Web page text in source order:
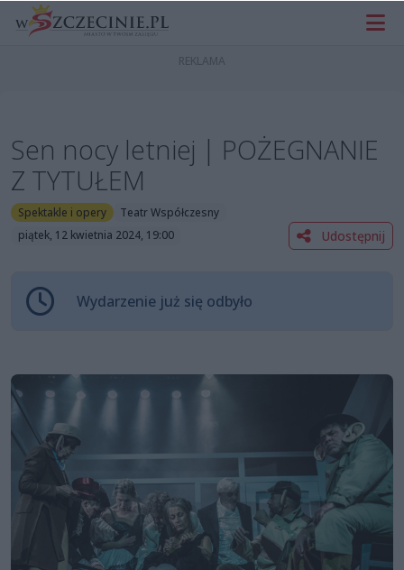
Sen nocy letniej | POŻEGNANIE
Z TYTUŁEM
Spektakle i opery
Teatr Współczesny
piątek, 12 kwietnia 2024, 19:00
Udostępnij
Wydarzenie już się odbyło